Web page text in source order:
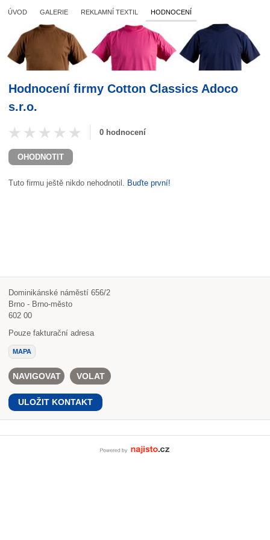
ÚVOD GALERIE REKLAMNÍ TEXTIL HODNOCENÍ
Hodnocení firmy Cotton Classics Adoco
s.r.o.
0 hodnocení
OHODNOTIT
Tuto firmu ještě nikdo nehodnotil. Buďte první!
Dominikánské náměstí 656/2
Brno - Brno-město
602 00
Pouze fakturační adresa
MAPA
NAVIGOVAT VOLAT
ULOŽIT KONTAKT